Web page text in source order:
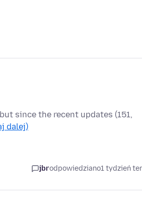
since the recent updates (151,
dalej)
jbrodpowiedziano1 tydzień